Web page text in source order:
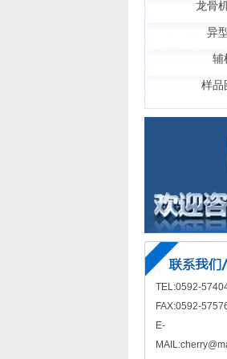
龙骨
异
辅
样品
TEL:0592-
FAX:0592-
E-